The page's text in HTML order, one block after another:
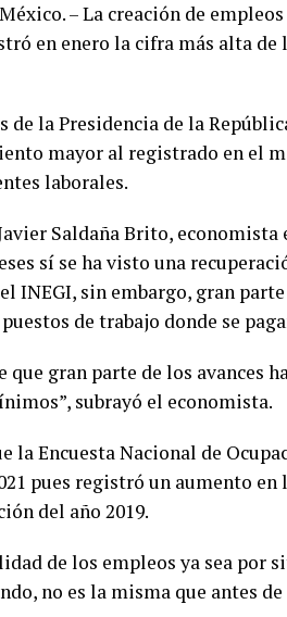
– La creación de
en enero la cifra más alta
de la Presidencia de la
mayor al registrado en el
laborales.
Saldaña Brito, economista
sí se ha visto una
INEGI, sin embargo, gran
de trabajo donde se
que gran parte de los avances
subrayó el economista.
la Encuesta Nacional de
pues registró un aumento
del año 2019.
de los empleos ya sea por
no es la misma que antes